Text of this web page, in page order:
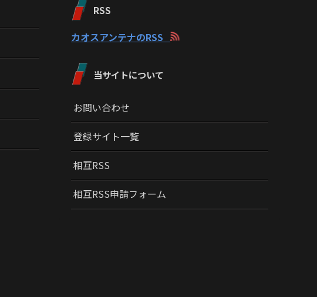
RSS
カオスアンテナのRSS
当サイトについて
お問い合わせ
登録サイト一覧
相互RSS
相互RSS申請フォーム